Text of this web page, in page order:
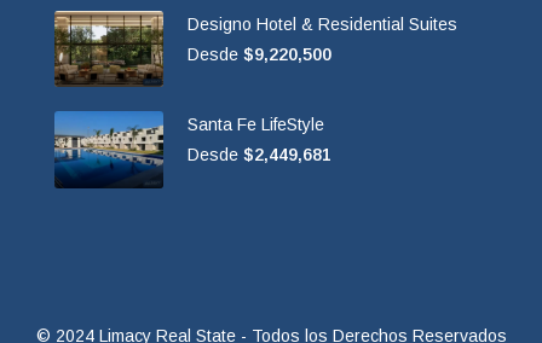
Designo Hotel & Residential Suites
Desde $9,220,500
Santa Fe LifeStyle
Desde $2,449,681
© 2024 Limacy Real State - Todos los Derechos Reservados